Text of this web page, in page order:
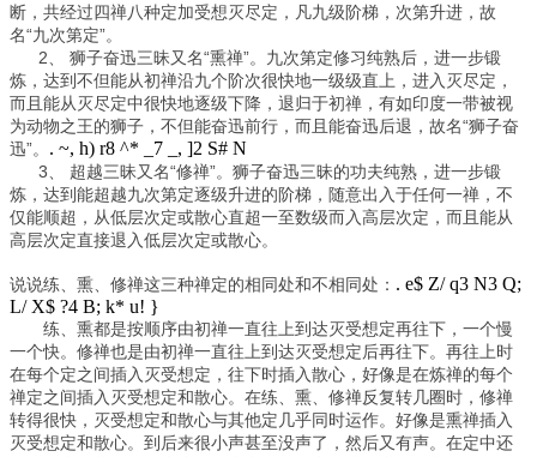
断，共经过四禅八种定加受想灭尽定，凡九级阶梯，次第升进，故
名“九次第定”。
2、 狮子奋迅三昧又名“熏禅”。九次第定修习纯熟后，进一步锻
炼，达到不但能从初禅沿九个阶次很快地一级级直上，进入灭尽定，
而且能从灭尽定中很快地逐级下降，退归于初禅，有如印度一带被视
为动物之王的狮子，不但能奋迅前行，而且能奋迅后退，故名“狮子奋
迅”。 . ~, h) r8 ^* _7 _, ]2 S# N
3、 超越三昧又名“修禅”。狮子奋迅三昧的功夫纯熟，进一步锻
炼，达到能超越九次第定逐级升进的阶梯，随意出入于任何一禅，不
仅能顺超，从低层次定或散心直超一至数级而入高层次定，而且能从
高层次定直接退入低层次定或散心。
说说练、熏、修禅这三种禅定的相同处和不相同处： . e$ Z/ q3 N3 Q;
L/ X$ ?4 B; k* u! }
练、熏都是按顺序由初禅一直往上到达灭受想定再往下，一个慢
一个快。修禅也是由初禅一直往上到达灭受想定后再往下。再往上时
在每个定之间插入灭受想定，往下时插入散心，好像是在炼禅的每个
禅定之间插入灭受想定和散心。在练、熏、修禅反复转几圈时，修禅
转得很快，灭受想定和散心与其他定几乎同时运作。好像是熏禅插入
灭受想定和散心。到后来很小声甚至没声了，然后又有声。在定中还